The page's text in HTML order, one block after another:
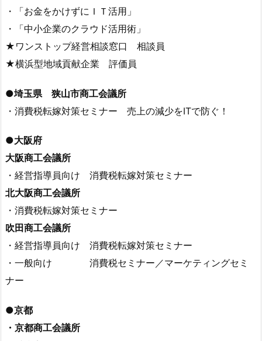
・「お金をかけずにＩＴ活用」
・「中小企業のクラウド活用術」
★ワンストップ経営相談窓口 相談員
★横浜型地域貢献企業 評価員
●埼玉県 狭山市商工会議所
・消費税転嫁対策セミナー 売上の減少をITで防ぐ！
●大阪府
大阪商工会議所
・経営指導員向け 消費税転嫁対策セミナー
北大阪商工会議所
・消費税転嫁対策セミナー
吹田商工会議所
・経営指導員向け 消費税転嫁対策セミナー
・一般向け 消費税セミナー／マーケティングセミ
ナー
●京都
・京都商工会議所